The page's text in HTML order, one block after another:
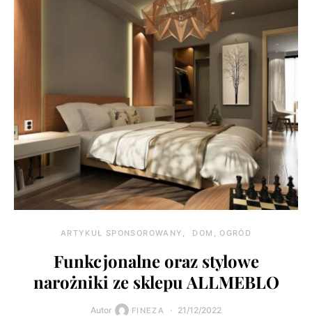
ARTYKUŁ SPONSOROWANY DOM, OGRÓD
Funkcjonalne oraz stylowe
narożniki ze sklepu ALLMEBLO
Autor FINEZA 21/12/2022